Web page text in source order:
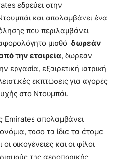
εδρεύει στην
και απολαμβάνει ένα
που περιλαμβάνει
μισθό, δωρεάν
την εταιρεία, δωρεάν
εργασία, εξαιρετική ιατρική
εκπτώσεις για αγορές
στο Ντουμπάι.
Emirates απολαμβάνει
τόσο τα ίδια τα άτομα
οικογένειες και οι φίλοι
της αεροπορικής